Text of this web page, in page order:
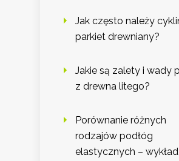
Jak często należy
parkiet drewniany?
Jakie są zalety i wady
z drewna litego?
Porównanie różnych
rodzajów podłóg
elastycznych –